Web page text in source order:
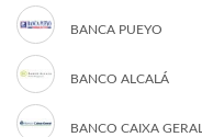
BANCA PUEYO
BANCO ALCALÁ
BANCO CAIXA GERAL